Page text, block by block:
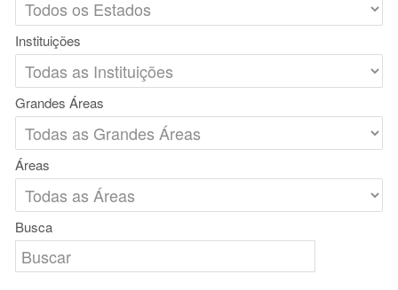
Instituições
Grandes Áreas
Áreas
Busca